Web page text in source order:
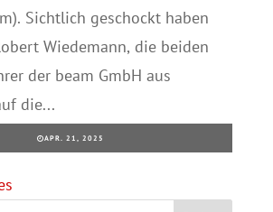
Sichtlich geschockt haben
Wiedemann, die beiden
der beam GmbH aus
die...
APR. 21, 2025